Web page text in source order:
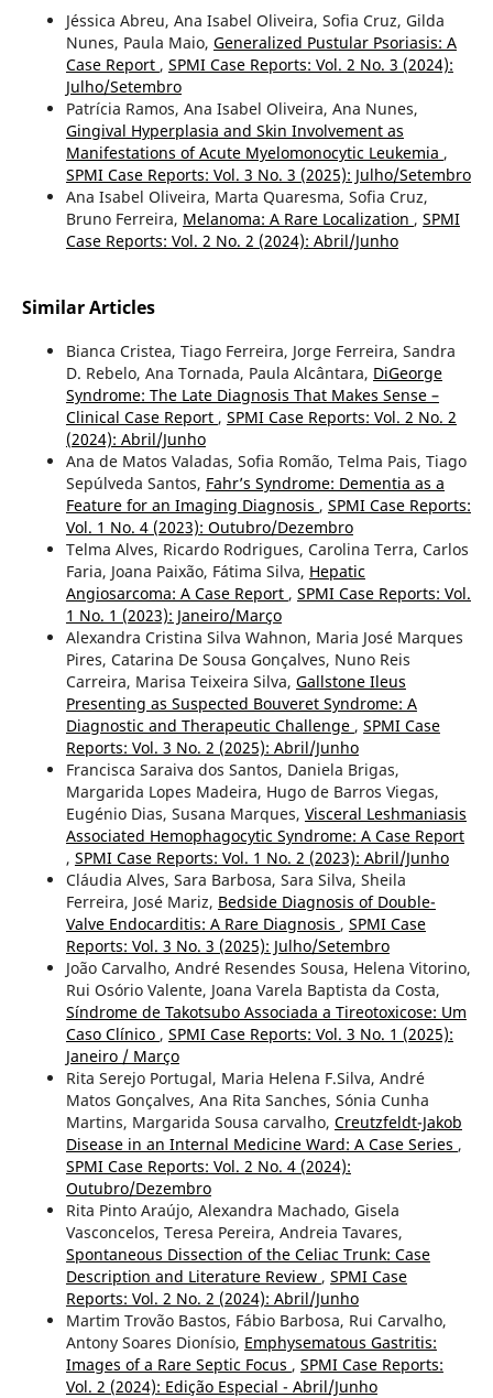
Jéssica Abreu, Ana Isabel Oliveira, Sofia Cruz, Gilda
Nunes, Paula Maio, Generalized Pustular Psoriasis: A
Case Report , SPMI Case Reports: Vol. 2 No. 3 (2024):
Julho/Setembro
Patrícia Ramos, Ana Isabel Oliveira, Ana Nunes,
Gingival Hyperplasia and Skin Involvement as
Manifestations of Acute Myelomonocytic Leukemia ,
SPMI Case Reports: Vol. 3 No. 3 (2025): Julho/Setembro
Ana Isabel Oliveira, Marta Quaresma, Sofia Cruz,
Bruno Ferreira, Melanoma: A Rare Localization , SPMI
Case Reports: Vol. 2 No. 2 (2024): Abril/Junho
Similar Articles
Bianca Cristea, Tiago Ferreira, Jorge Ferreira, Sandra
D. Rebelo, Ana Tornada, Paula Alcântara, DiGeorge
Syndrome: The Late Diagnosis That Makes Sense –
Clinical Case Report , SPMI Case Reports: Vol. 2 No. 2
(2024): Abril/Junho
Ana de Matos Valadas, Sofia Romão, Telma Pais, Tiago
Sepúlveda Santos, Fahr’s Syndrome: Dementia as a
Feature for an Imaging Diagnosis , SPMI Case Reports:
Vol. 1 No. 4 (2023): Outubro/Dezembro
Telma Alves, Ricardo Rodrigues, Carolina Terra, Carlos
Faria, Joana Paixão, Fátima Silva, Hepatic
Angiosarcoma: A Case Report , SPMI Case Reports: Vol.
1 No. 1 (2023): Janeiro/Março
Alexandra Cristina Silva Wahnon, Maria José Marques
Pires, Catarina De Sousa Gonçalves, Nuno Reis
Carreira, Marisa Teixeira Silva, Gallstone Ileus
Presenting as Suspected Bouveret Syndrome: A
Diagnostic and Therapeutic Challenge , SPMI Case
Reports: Vol. 3 No. 2 (2025): Abril/Junho
Francisca Saraiva dos Santos, Daniela Brigas,
Margarida Lopes Madeira, Hugo de Barros Viegas,
Eugénio Dias, Susana Marques, Visceral Leshmaniasis
Associated Hemophagocytic Syndrome: A Case Report
, SPMI Case Reports: Vol. 1 No. 2 (2023): Abril/Junho
Cláudia Alves, Sara Barbosa, Sara Silva, Sheila
Ferreira, José Mariz, Bedside Diagnosis of Double-
Valve Endocarditis: A Rare Diagnosis , SPMI Case
Reports: Vol. 3 No. 3 (2025): Julho/Setembro
João Carvalho, André Resendes Sousa, Helena Vitorino,
Rui Osório Valente, Joana Varela Baptista da Costa,
Síndrome de Takotsubo Associada a Tireotoxicose: Um
Caso Clínico , SPMI Case Reports: Vol. 3 No. 1 (2025):
Janeiro / Março
Rita Serejo Portugal, Maria Helena F.Silva, André
Matos Gonçalves, Ana Rita Sanches, Sónia Cunha
Martins, Margarida Sousa carvalho, Creutzfeldt-Jakob
Disease in an Internal Medicine Ward: A Case Series ,
SPMI Case Reports: Vol. 2 No. 4 (2024):
Outubro/Dezembro
Rita Pinto Araújo, Alexandra Machado, Gisela
Vasconcelos, Teresa Pereira, Andreia Tavares,
Spontaneous Dissection of the Celiac Trunk: Case
Description and Literature Review , SPMI Case
Reports: Vol. 2 No. 2 (2024): Abril/Junho
Martim Trovão Bastos, Fábio Barbosa, Rui Carvalho,
Antony Soares Dionísio, Emphysematous Gastritis:
Images of a Rare Septic Focus , SPMI Case Reports:
Vol. 2 (2024): Edição Especial - Abril/Junho